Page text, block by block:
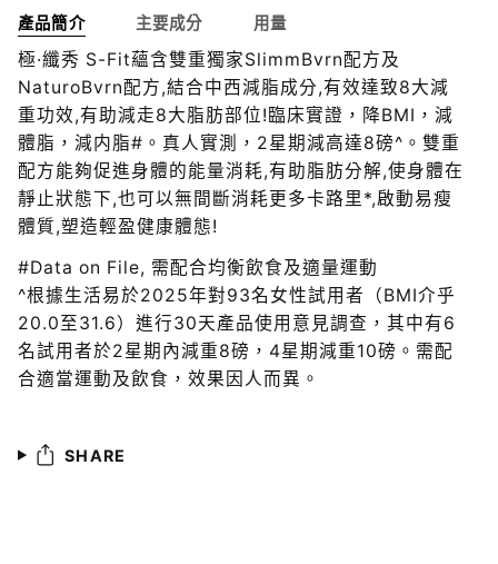
產品簡介 主要成分 用量
極·纖秀 S-Fit蘊含雙重獨家SlimmBvrn配方及
NaturoBvrn配方,結合中西減脂成分,有效達致8大減
重功效,有助減走8大脂肪部位!臨床實證，降BMI，減
體脂，減内脂#。真人實測，2星期減高達8磅^。雙重
配方能夠促進身體的能量消耗,有助脂肪分解,使身體在
靜止狀態下,也可以無間斷消耗更多卡路里*,啟動易瘦
體質,塑造輕盈健康體態!
#Data on File, 需配合均衡飲食及適量運動
^根據生活易於2025年對93名女性試用者（BMI介乎
20.0至31.6）進行30天產品使用意見調查，其中有6
名試用者於2星期內減重8磅，4星期減重10磅。需配
合適當運動及飲食，效果因人而異。
SHARE